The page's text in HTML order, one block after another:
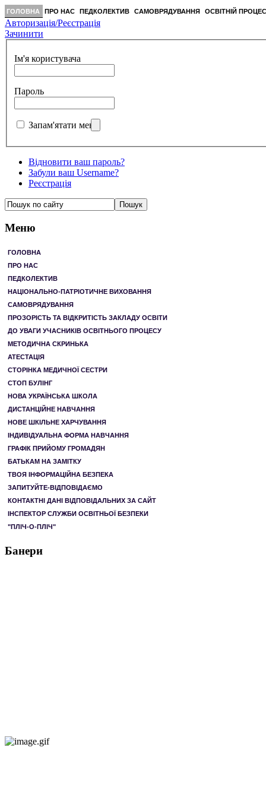
ГОЛОВНА ПРО НАС ПЕДКОЛЕКТИВ САМОВРЯДУВАННЯ ОСВІТНІЙ ПРОЦЕС
Авторизація/Реєстрація
Зачинити
Ім'я користувача
Пароль
Запам'ятати мене
Відновити ваш пароль?
Забули ваш Username?
Реєстрація
Меню
ГОЛОВНА
ПРО НАС
ПЕДКОЛЕКТИВ
НАЦІОНАЛЬНО-ПАТРІОТИЧНЕ ВИХОВАННЯ
САМОВРЯДУВАННЯ
ПРОЗОРІСТЬ ТА ВІДКРИТІСТЬ ЗАКЛАДУ ОСВІТИ
ДО УВАГИ УЧАСНИКІВ ОСВІТНЬОГО ПРОЦЕСУ
МЕТОДИЧНА СКРИНЬКА
АТЕСТАЦІЯ
СТОРІНКА МЕДИЧНОЇ СЕСТРИ
СТОП БУЛІНГ
НОВА УКРАЇНСЬКА ШКОЛА
ДИСТАНЦІЙНЕ НАВЧАННЯ
НОВЕ ШКІЛЬНЕ ХАРЧУВАННЯ
ІНДИВІДУАЛЬНА ФОРМА НАВЧАННЯ
ГРАФІК ПРИЙОМУ ГРОМАДЯН
БАТЬКАМ НА ЗАМІТКУ
ТВОЯ ІНФОРМАЦІЙНА БЕЗПЕКА
ЗАПИТУЙТЕ-ВІДПОВІДАЄМО
КОНТАКТНІ ДАНІ ВІДПОВІДАЛЬНИХ ЗА САЙТ
ІНСПЕКТОР СЛУЖБИ ОСВІТНЬОЇ БЕЗПЕКИ
"ПЛІЧ-О-ПЛІЧ"
Банери